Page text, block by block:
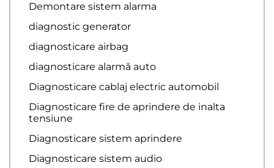
Demontare sistem alarma
diagnostic generator
diagnosticare airbag
diagnosticare alarmă auto
Diagnosticare cablaj electric automobil
Diagnosticare fire de aprindere de inalta
tensiune
Diagnosticare sistem aprindere
Diagnosticare sistem audio